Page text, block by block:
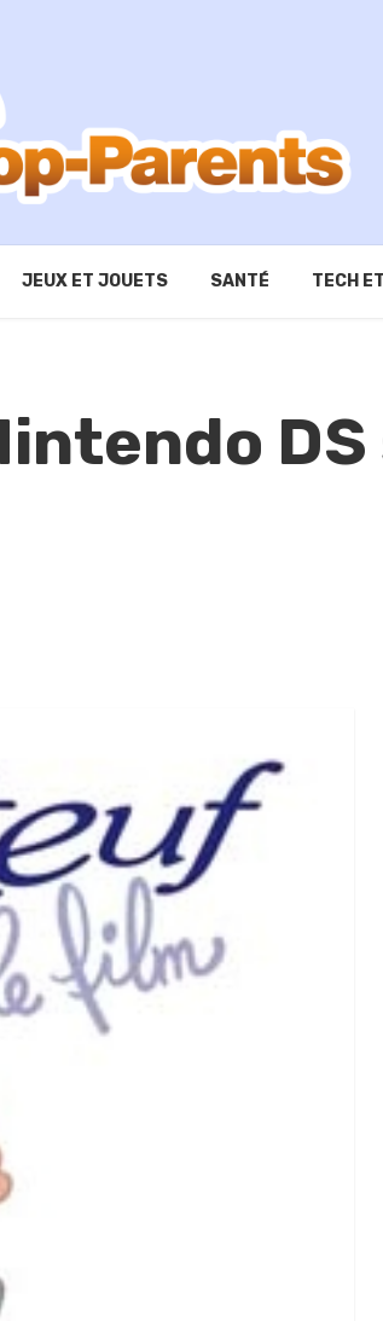
JEUX ET JOUETS SANTÉ TECH